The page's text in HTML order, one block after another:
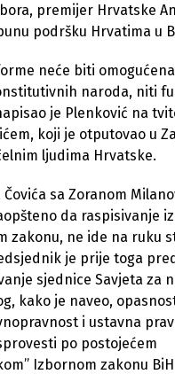
premijer Hrvatske
podršku Hrvatima u
neće biti
naroda, niti
je Plenković na
koji je otputovao u
ljudima Hrvatske.
sa Zoranom
da raspisivanje
zakonu, ne ide na ruku
je prije toga
sjednice Savjeta za
kako je naveo,
i ustavna
po postojećem
Izbornom zakonu